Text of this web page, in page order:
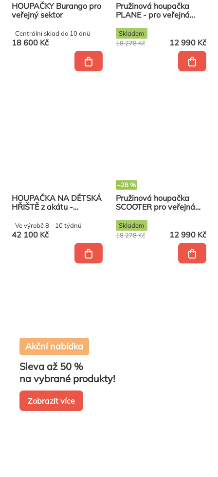
HOUPAČKY Burango pro
veřejný sektor
18 600 Kč
Centrální sklad do 10 dnů
Pružinová houpačka
PLANE - pro veřejná
12 990 Kč
18 278 Kč
Skladem
HOUPAČKA NA DĚTSKÁ
HŘIŠTĚ z akátu -
42 100 Kč
Ve výrobě 8 - 10 týdnů
–28 %
Pružinová houpačka
SCOOTER pro veřejná
12 990 Kč
18 278 Kč
Skladem
Akční nabídka
Sleva až 50 %
na vybrané produkty!
Zobrazit více